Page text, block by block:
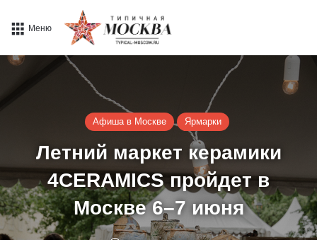
Меню
Афиша в Москве Ярмарки
Летний маркет керамики
4CERAMICS пройдет в
Москве 6–7 июня